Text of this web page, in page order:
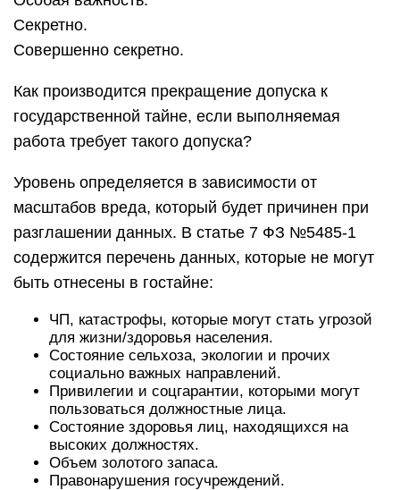
Секретно.
Совершенно секретно.
Как производится прекращение допуска к
государственной тайне, если выполняемая
работа требует такого допуска?
Уровень определяется в зависимости от
масштабов вреда, который будет причинен при
разглашении данных. В статье 7 ФЗ №5485-1
содержится перечень данных, которые не могут
быть отнесены в гостайне:
ЧП, катастрофы, которые могут стать угрозой
для жизни/здоровья населения.
Состояние сельхоза, экологии и прочих
социально важных направлений.
Привилегии и соцгарантии, которыми могут
пользоваться должностные лица.
Состояние здоровья лиц, находящихся на
высоких должностях.
Объем золотого запаса.
Правонарушения госучреждений.